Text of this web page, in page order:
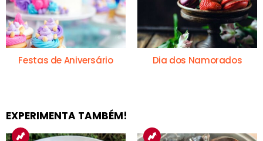
Festas de Aniversário Dia dos Namorados
EXPERIMENTA TAMBÉM!